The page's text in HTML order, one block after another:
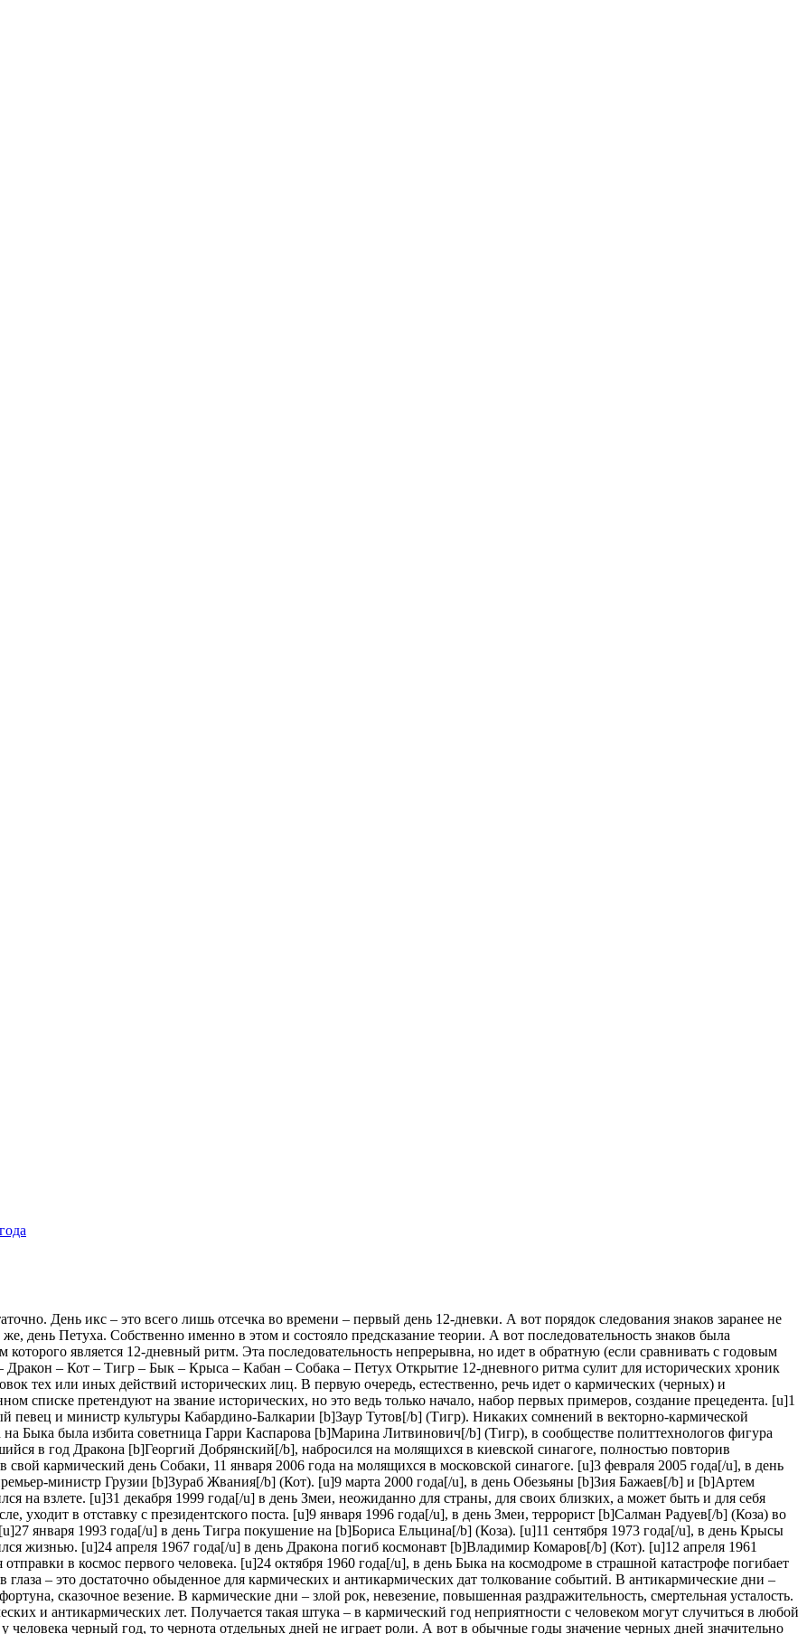
День икс – это всего лишь отсечка во времени – первый день 12-дневки. А вот порядок следования знаков заранее не
день Петуха. Собственно именно в этом и состояло предсказание теории. А вот последовательность знаков была
является 12-дневный ритм. Эта последовательность непрерывна, но идет в обратную (если сравнивать с годовым
Дракон – Кот – Тигр – Бык – Крыса – Кабан – Собака – Петух Открытие 12-дневного ритма сулит для исторических хроник
тех или иных действий исторических лиц. В первую очередь, естественно, речь идет о кармических (черных) и
списке претендуют на звание исторических, но это ведь только начало, набор первых примеров, создание прецедента. [u]1
певец и министр культуры Кабардино-Балкарии [b]Заур Тутов[/b] (Тигр). Никаких сомнений в векторно-кармической
Быка была избита советница Гарри Каспарова [b]Марина Литвинович[/b] (Тигр), в сообществе политтехнологов фигура
в год Дракона [b]Георгий Добрянский[/b], набросился на молящихся в киевской синагоге, полностью повторив
кармический день Собаки, 11 января 2006 года на молящихся в московской синагоге. [u]3 февраля 2005 года[/u], в день
министр Грузии [b]Зураб Жвания[/b] (Кот). [u]9 марта 2000 года[/u], в день Обезьяны [b]Зия Бажаев[/b] и [b]Артем
на взлете. [u]31 декабря 1999 года[/u] в день Змеи, неожиданно для страны, для своих близких, а может быть и для себя
уходит в отставку с президентского поста. [u]9 января 1996 года[/u], в день Змеи, террорист [b]Салман Радуев[/b] (Коза) во
января 1993 года[/u] в день Тигра покушение на [b]Бориса Ельцина[/b] (Коза). [u]11 сентября 1973 года[/u], в день Крысы
жизнью. [u]24 апреля 1967 года[/u] в день Дракона погиб космонавт [b]Владимир Комаров[/b] (Кот). [u]12 апреля 1961
в космос первого человека. [u]24 октября 1960 года[/u], в день Быка на космодроме в страшной катастрофе погибает
– это достаточно обыденное для кармических и антикармических дат толкование событий. В антикармические дни –
сказочное везение. В кармические дни – злой рок, невезение, повышенная раздражительность, смертельная усталость.
и антикармических лет. Получается такая штука – в кармический год неприятности с человеком могут случиться в любой
черный год, то чернота отдельных дней не играет роли. А вот в обычные годы значение черных дней значительно